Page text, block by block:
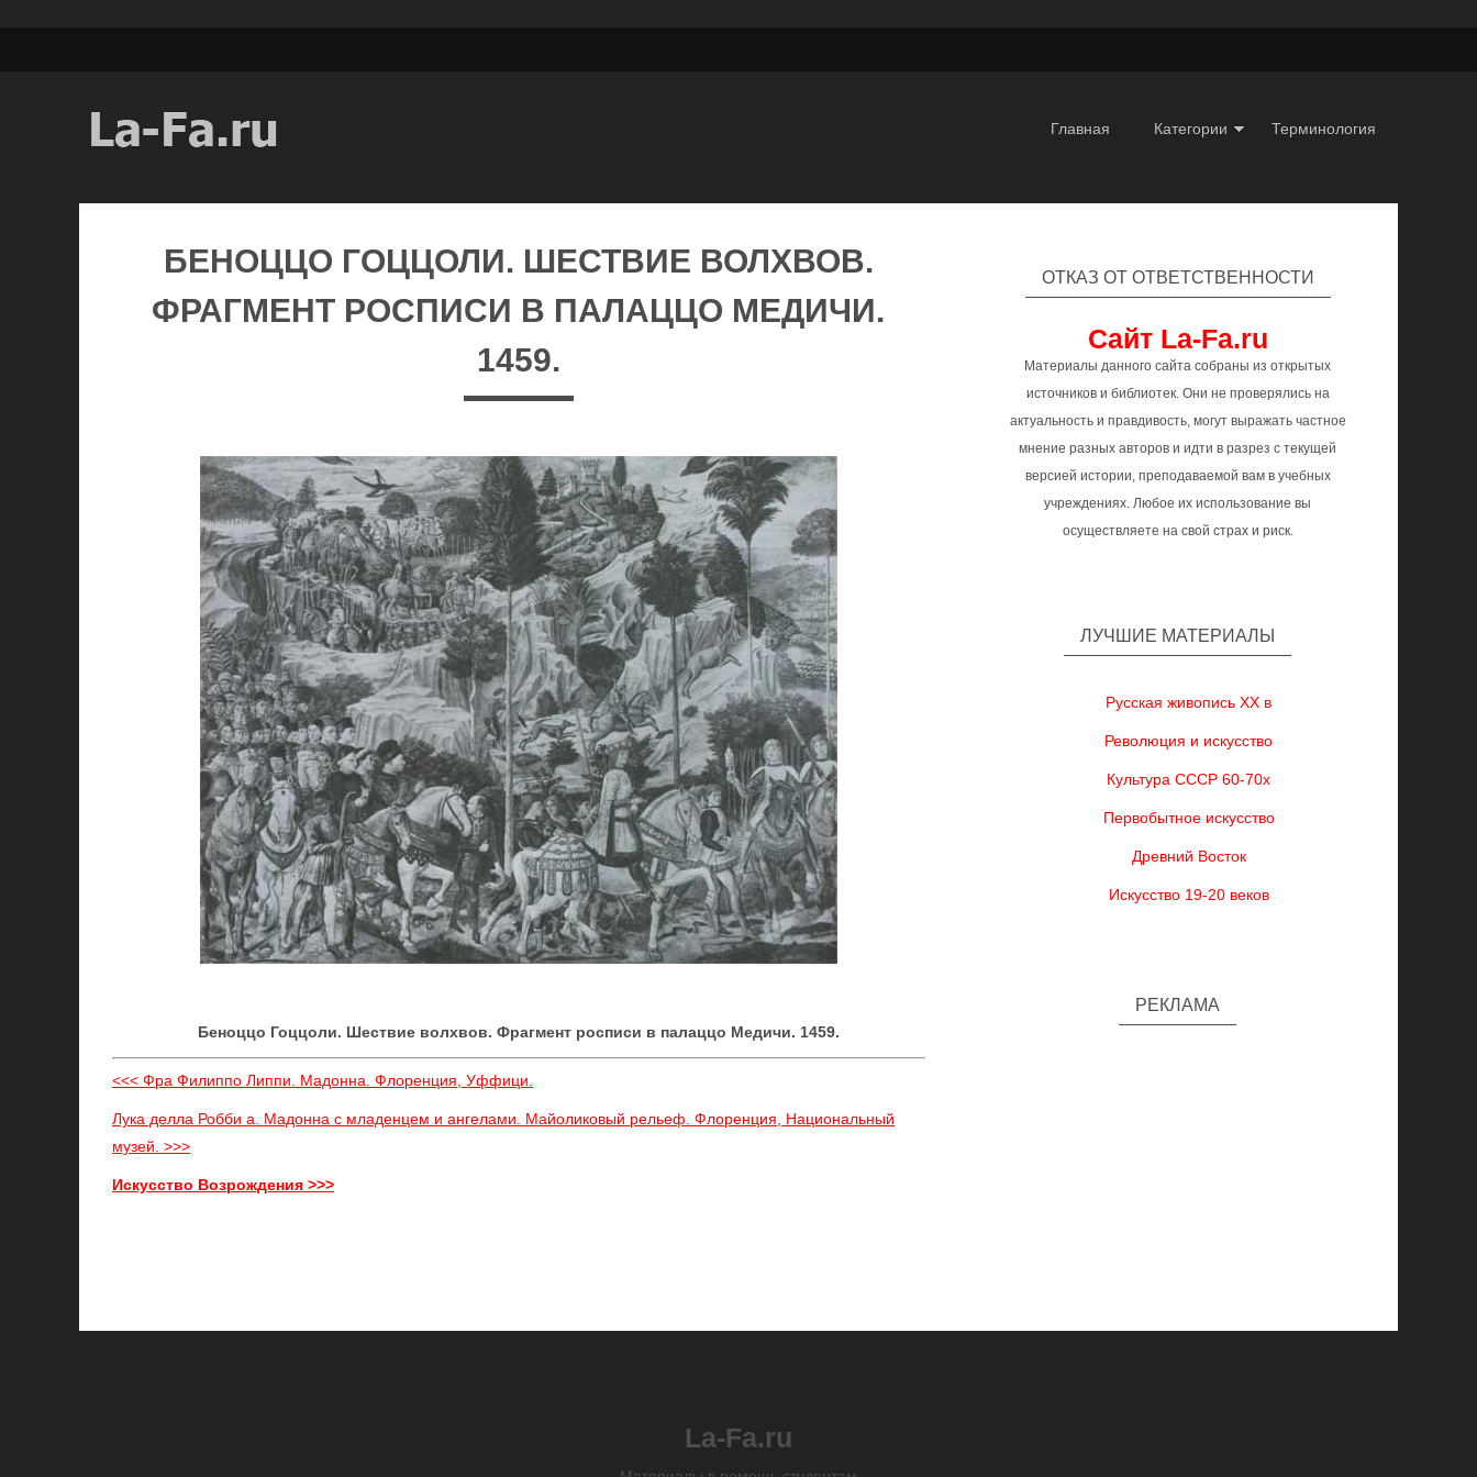
Главная Категории Терминология
БЕНОЦЦО ГОЦЦОЛИ. ШЕСТВИЕ ВОЛХВОВ.
ФРАГМЕНТ РОСПИСИ В ПАЛАЦЦО МЕДИЧИ.
1459.
Беноццо Гоццоли. Шествие волхвов. Фрагмент росписи в палаццо Медичи. 1459.
<<< Фра Филиппо Липпи. Мадонна. Флоренция, Уффици.
Лука делла Робби а. Мадонна с младенцем и ангелами. Майоликовый рельеф. Флоренция, Национальный
музей. >>>
Искусство Возрождения >>>
ОТКАЗ ОТ ОТВЕТСТВЕННОСТИ
Сайт La-Fa.ru
Материалы данного сайта собраны из открытых
источников и библиотек. Они не проверялись на
актуальность и правдивость, могут выражать частное
мнение разных авторов и идти в разрез с текущей
версией истории, преподаваемой вам в учебных
учреждениях. Любое их использование вы
осуществляете на свой страх и риск.
ЛУЧШИЕ МАТЕРИАЛЫ
Русская живопись XX в
Революция и искусство
Культура СССР 60-70х
Первобытное искусство
Древний Восток
Искусство 19-20 веков
РЕКЛАМА
La-Fa.ru